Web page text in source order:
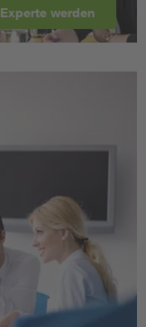
Experte werden